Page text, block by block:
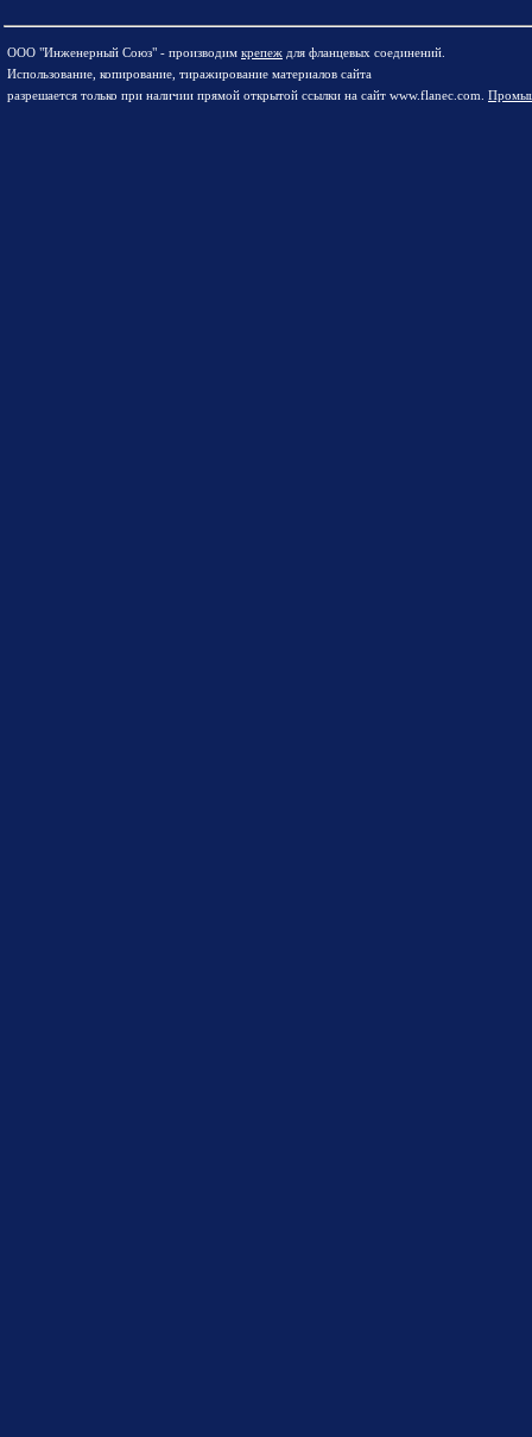
ООО "Инженерный Союз" - производим крепеж для фланцевых соединений.
Использование, копирование, тиражирование материалов сайта
разрешается только при наличии прямой открытой ссылки на сайт www.flanec.com.